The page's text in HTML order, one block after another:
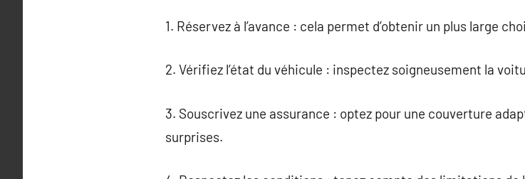
1. Réservez à l’avance : cela permet d’obtenir un plus large
2. Vérifiez l’état du véhicule : inspectez soigneusement la
3. Souscrivez une assurance : optez pour une couverture
surprises.